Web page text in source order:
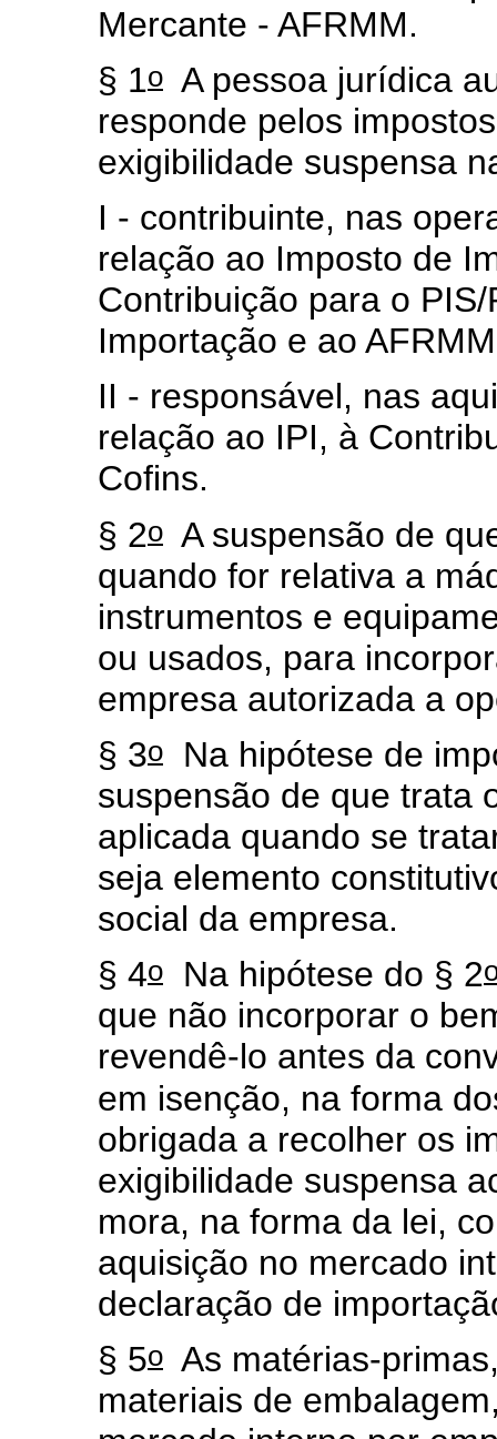
Mercante - AFRMM.
§ 1o A pessoa jurídica
responde pelos
exigibilidade suspensa
I - contribuinte, nas
relação ao Imposto de
Contribuição para o
Importação e ao
II - responsável, nas
relação ao IPI, à
Cofins.
§ 2o A suspensão de
quando for relativa a
instrumentos e
ou usados, para
empresa autorizada a
§ 3o Na hipótese de
suspensão de que trata
aplicada quando se
seja elemento
social da empresa.
§ 4o Na hipótese do § 2
que não incorporar o
revendê-lo antes da
em isenção, na forma
obrigada a recolher os
exigibilidade suspensa
mora, na forma da lei,
aquisição no mercado
declaração de
§ 5o As matérias-
materiais de